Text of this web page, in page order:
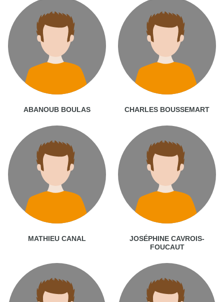
ABANOUB BOULAS CHARLES BOUSSEMART
MATHIEU CANAL
JOSÉPHINE CAVROIS-
FOUCAUT